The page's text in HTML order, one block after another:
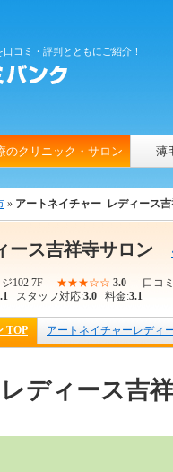
コミ・評判とともにご紹介！
のクリニック・サロン 薄
» アートネイチャー レディース
ース吉祥寺サロン
ジ102 7F ★★★☆☆ 3.0 口コ
スタッフ対応:3.0 料金:3.1
TOP アートネイチャーレディ
ディース吉